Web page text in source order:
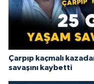
Çarpıp kaçmalı
savaşını kaybetti